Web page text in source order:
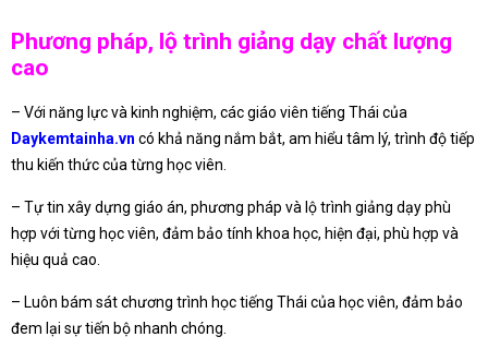
Phương pháp, lộ trình giảng dạy chất lượng
cao
– Với năng lực và kinh nghiệm, các giáo viên tiếng Thái của
Daykemtainha.vn có khả năng nắm bắt, am hiểu tâm lý, trình độ tiếp
thu kiến thức của từng học viên.
– Tự tin xây dựng giáo án, phương pháp và lộ trình giảng dạy phù
hợp với từng học viên, đảm bảo tính khoa học, hiện đại, phù hợp và
hiệu quả cao.
– Luôn bám sát chương trình học tiếng Thái của học viên, đảm bảo
đem lại sự tiến bộ nhanh chóng.